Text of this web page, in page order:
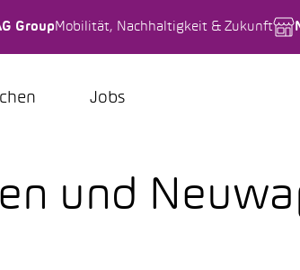
Group Mobilität, Nachhaltigkeit & Zukunft
Jobs
und